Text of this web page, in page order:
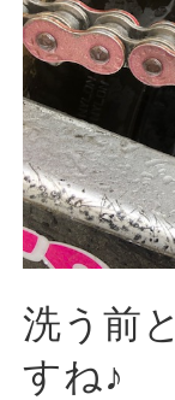
洗う前
すね♪